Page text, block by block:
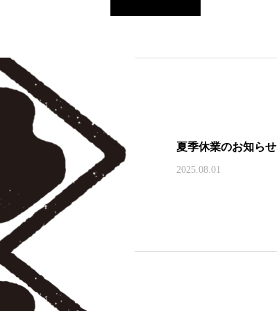
夏季休業のお知らせ
2025.08.01